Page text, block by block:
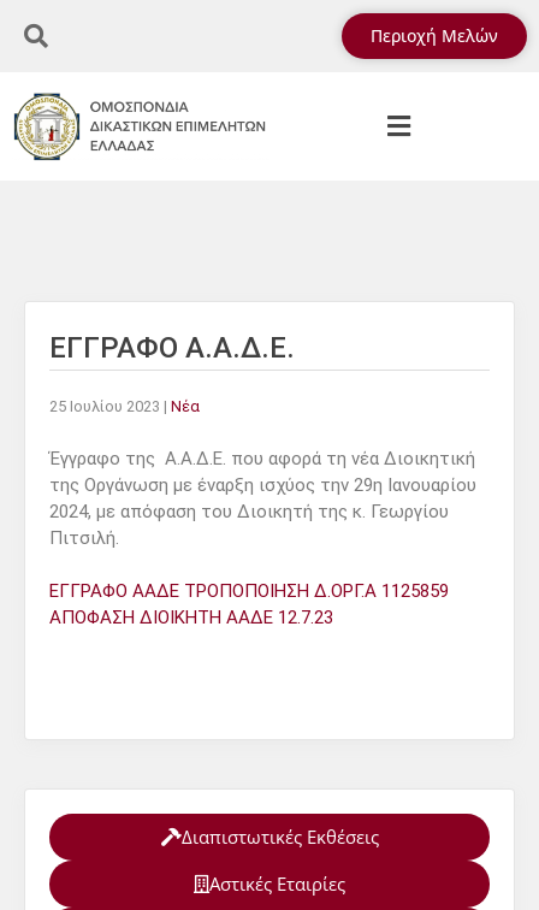
Περιοχή Μελών
ΕΓΓΡΑΦΟ Α.Α.Δ.Ε.
25 Ιουλίου 2023 | Νέα
Έγγραφο της Α.Α.Δ.Ε. που αφορά τη νέα Διοικητική
της Οργάνωση με έναρξη ισχύος την 29η Ιανουαρίου
2024, με απόφαση του Διοικητή της κ. Γεωργίου
Πιτσιλή.
ΕΓΓΡΑΦΟ ΑΑΔΕ ΤΡΟΠΟΠΟΙΗΣΗ Δ.ΟΡΓ.Α 1125859
ΑΠΟΦΑΣΗ ΔΙΟΙΚΗΤΗ ΑΑΔΕ 12.7.23
Διαπιστωτικές Εκθέσεις
Αστικές Εταιρίες